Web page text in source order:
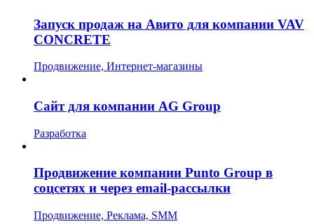
Запуск продаж на Авито для компании VAV
CONCRETE
Продвижение, Интернет-магазины
Сайт для компании AG Group
Разработка
Продвижение компании Punto Group в
соцсетях и через email-рассылки
Продвижение, Реклама, SMM